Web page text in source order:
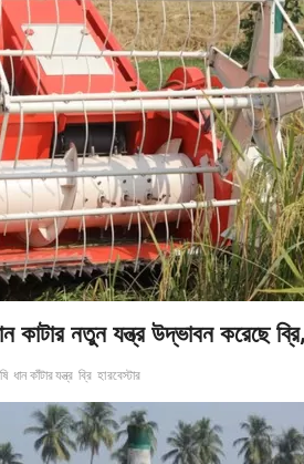
কাটার নতুন যন্ত্র উদ্ভাবন করেছে
ধান কাঁটার যন্ত্র ব্রি হারবেস্টার